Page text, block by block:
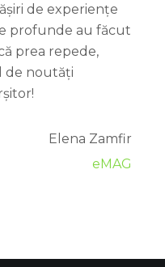
de experiențe
profunde au făcut
prea repede,
de noutăți
Elena Zamfir
eMAG